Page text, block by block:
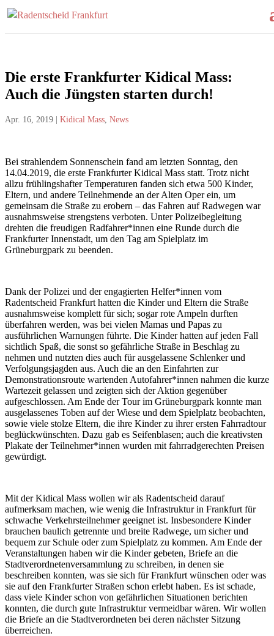
Die erste Frankfurter Kidical Mass:
Auch die Jüngsten starten durch!
Apr. 16, 2019 Kidical Mass News
Bei strahlendem Sonnenschein fand am letzten Sonntag, den
14.04.2019, die erste Frankfurter Kidical Mass statt. Trotz nicht
allzu frühlingshafter Temperaturen fanden sich etwa 500 Kinder,
Eltern, und andere Teilnehmende an der Alten Oper ein, um
gemeinsam die Straße zu erobern – das Fahren auf Radwegen war
ausnahmsweise strengstens verboten. Unter Polizeibegleitung
drehten die freudigen Radfahrer*innen eine Runde durch die
Frankfurter Innenstadt, um den Tag am Spielplatz im
Grüneburgpark zu beenden.
Dank der Polizei und der engagierten Helfer*innen vom
Radentscheid Frankfurt hatten die Kinder und Eltern die Straße
ausnahmsweise komplett für sich; sogar rote Ampeln durften
überfahren werden, was bei vielen Mamas und Papas zu
ausführlichen Warnungen führte. Die Kinder hatten auf jeden Fall
sichtlich Spaß, die sonst so gefährliche Straße in Beschlag zu
nehmen und nutzten dies auch für ausgelassene Schlenker und
Verfolgungsjagden aus. Auch die an den Einfahrten zur
Demonstrationsroute wartenden Autofahrer*innen nahmen die kurze
Wartezeit gelassen und zeigten sich der Aktion gegenüber
aufgeschlossen. Am Ende der Tour im Grüneburgpark konnte man
ausgelassenes Toben auf der Wiese und dem Spielplatz beobachten,
sowie viele stolze Eltern, die ihre Kinder zu ihrer ersten Fahrradtour
beglückwünschten. Dazu gab es Seifenblasen; auch die kreativsten
Plakate der Teilnehmer*innen wurden mit fahrradgerechten Preisen
gewürdigt.
Mit der Kidical Mass wollen wir als Radentscheid darauf
aufmerksam machen, wie wenig die Infrastruktur in Frankfurt für
schwache Verkehrsteilnehmer geeignet ist. Insbesondere Kinder
brauchen baulich getrennte und breite Radwege, um sicher und
bequem zur Schule oder zum Spielplatz zu kommen. Am Ende der
Veranstaltungen haben wir die Kinder gebeten, Briefe an die
Stadtverordnetenversammlung zu schreiben, in denen sie
beschreiben konnten, was sie sich für Frankfurt wünschen oder was
sie auf den Frankfurter Straßen schon erlebt haben. Es ist schade,
dass viele Kinder schon von gefährlichen Situationen berichten
konnten, die durch gute Infrastruktur vermeidbar wären. Wir wollen
die Briefe an die Stadtverordneten bei deren nächster Sitzung
überreichen.